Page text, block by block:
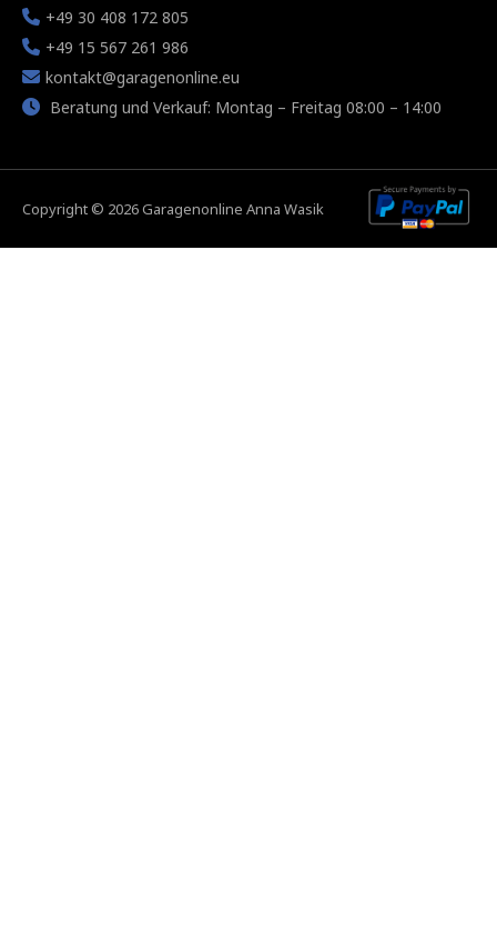
+49 30 408 172 805
+49 15 567 261 986
kontakt@garagenonline.eu
Beratung und Verkauf: Montag – Freitag 08:00 – 14:00
Copyright © 2026 Garagenonline Anna Wasik